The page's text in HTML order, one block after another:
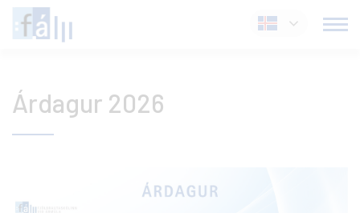
Fara
í
Íslenska
Árdagur 2026